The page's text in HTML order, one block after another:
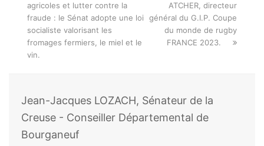
agricoles et lutter contre la
fraude : le Sénat adopte une loi
socialiste valorisant les
fromages fermiers, le miel et le
vin.
ATCHER, directeur
général du G.I.P. Coupe
du monde de rugby
FRANCE 2023.
Jean-Jacques LOZACH, Sénateur de la
Creuse - Conseiller Départemental de
Bourganeuf